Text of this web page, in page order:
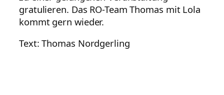
gratulieren. Das RO-Team Thomas mit Lola
kommt gern wieder.
Text: Thomas Nordgerling